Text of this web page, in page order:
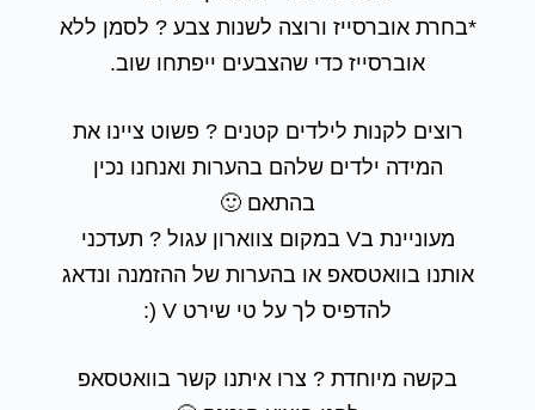
*בחרת אוברסייז ורוצה לשנות צבע ? לסמן ללא
אוברסייז כדי שהצבעים ייפתחו שוב.
רוצים לקנות לילדים קטנים ? פשוט ציינו את
המידה ילדים שלהם בהערות ואנחנו נכין
בהתאם 🙂
מעוניינת בV במקום צווארון עגול ? תעדכני
אותנו בוואטסאפ או בהערות של ההזמנה ונדאג
להדפיס לך על טי שירט V (:
בקשה מיוחדת ? צרו איתנו קשר בוואטסאפ